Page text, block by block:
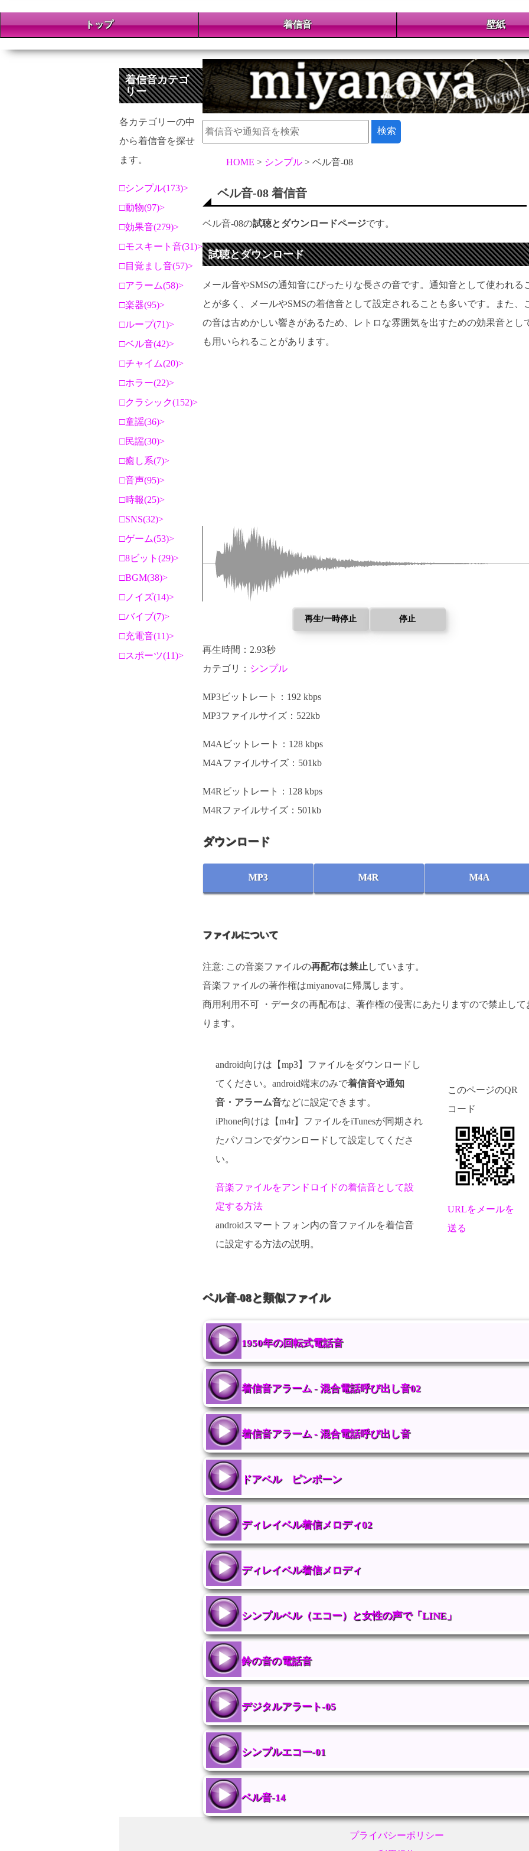
トップ 着信音 壁紙
HOME シンプル ベル音-08
ベル音-08 着信音
ベル音-08の試聴とダウンロードページです。
試聴とダウンロード
メール音やSMSの通知音にぴったりな長さの音です。通知音として使われる
とが多く、メールやSMSの着信音として設定されることも多いです。また、
の音は古めかしい響きがあるため、レトロな雰囲気を出すための効果音とし
も用いられることがあります。
再生/一時停止 停止
再生時間：2.93秒
カテゴリ： シンプル
MP3ビットレート：192 kbps
MP3ファイルサイズ：522kb
M4Aビットレート：128 kbps
M4Aファイルサイズ：501kb
M4Rビットレート：128 kbps
M4Rファイルサイズ：501kb
ダウンロード
MP3 M4R M4A
ファイルについて
注意: この音楽ファイルの再配布は禁止 しています。
音楽ファイルの著作権はmiyanovaに帰属します。
商用利用不可 ・データの再配布は、著作権の侵害にあたりますので禁止して
ります。
android向けは【mp3】ファイルをダウンロードし
てください。android端末のみで着信音や通知
音・アラーム音などに設定できます。
iPhone向けは【m4r】ファイルをiTunesが同期され
たパソコンでダウンロードして設定してくださ
い。
音楽ファイルをアンドロイドの着信音として設
定する方法
androidスマートフォン内の音ファイルを着信音
に設定する方法の説明。
このページのQR
コード
URLをメールを
送る
ベル音-08と類似ファイル
1950年の回転式電話音
着信音アラーム - 混合電話呼び出し音02
着信音アラーム - 混合電話呼び出し音
ドアベル ピンポーン
ディレイベル着信メロディ02
ディレイベル着信メロディ
シンプルベル（エコー）と女性の声で「LINE」
鈴の音の電話音
デジタルアラート-05
シンプルエコー-01
ベル音-14
着信音カテゴ
リー
各カテゴリーの中
から着信音を探せ
ます。
シンプル(173)
動物(97)
効果音(279)
モスキート音(31)
目覚まし音(57)
アラーム(58)
楽器(95)
ループ(71)
ベル音(42)
チャイム(20)
ホラー(22)
クラシック(152)
童謡(36)
民謡(30)
癒し系(7)
音声(95)
時報(25)
SNS(32)
ゲーム(53)
8ビット(29)
BGM(38)
ノイズ(14)
バイブ(7)
充電音(11)
スポーツ(11)
プライバシーポリシー